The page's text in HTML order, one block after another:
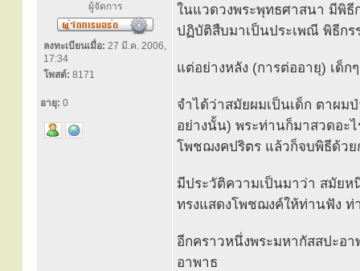
ผู้จัดการ
ลงทะเบียนเมื่อ: 27 มี.ค. 2006,
17:34
โพสต์: 8171
อายุ: 0
ในแวดวงพระพุทธศาสนา มีพิธี
ปฏิบัติสืบมาเป็นประเพณี พิธีกร
แต่อย่างหลัง (การต่ออายุ) เด็
จำได้ว่าสมัยผมเป็นเด็ก ตาผ
อย่างนั้น) พระท่านก็มาสวดอะ
โพชฌงคปริตร แล้วก็จบพิธีด้วย
มีประวัติความเป็นมาว่า สมัยห
ทรงแสดงโพชฌงค์ให้ท่านฟัง ท่
อีกคราวหนึ่งพระมหากัสสปะอ
อาพาธ